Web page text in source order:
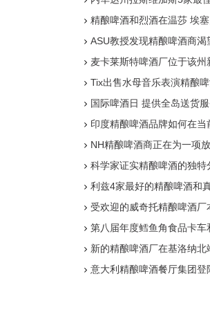
精酿啤酒和烈酒在温莎 埃
ASU教授发现精酿啤酒商
麦卡莱斯特啤酒厂位于该州
Tix出售水母音乐表演精酿
国际啤酒日 提供全岛送货
印度精酿啤酒品牌如何在
NH精酿啤酒商正在为一项
科学家证实精酿啤酒的独特
利兹4家最好的精酿啤酒和
受欢迎的威奇托精酿啤酒
第八届年度鳕鱼角食品卡车
新的精酿啤酒厂在基洛纳北
意大利精酿啤酒餐厅集团登